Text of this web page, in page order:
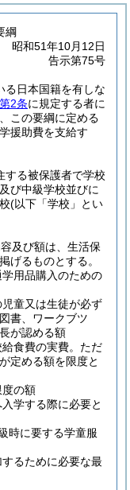
綱
昭和51年10月12日
告示第75号
る日本国籍を有しな
第2条に規定する者に
この要綱に定める
援助費を支給す
する被保護者で学校
び中級学校並びに
(以下「学校」とい
及び額は、生活保
げるものとする。
用品購入のための
童又は生徒が必ず
書、ワークブツ
が認める額
食費の実費。 ただ
定める額を限度と
の額
学する際に必要と
時に要する学童服
るために必要な最